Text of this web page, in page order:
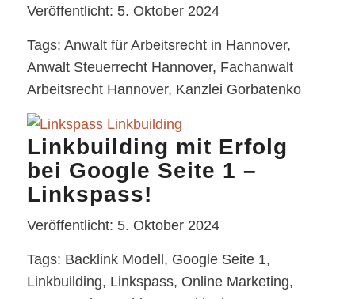
Veröffentlicht: 5. Oktober 2024
Tags: Anwalt für Arbeitsrecht in Hannover,
Anwalt Steuerrecht Hannover, Fachanwalt
Arbeitsrecht Hannover, Kanzlei Gorbatenko
Linkbuilding mit Erfolg
bei Google Seite 1 –
Linkspass!
Veröffentlicht: 5. Oktober 2024
Tags: Backlink Modell, Google Seite 1,
Linkbuilding, Linkspass, Online Marketing,